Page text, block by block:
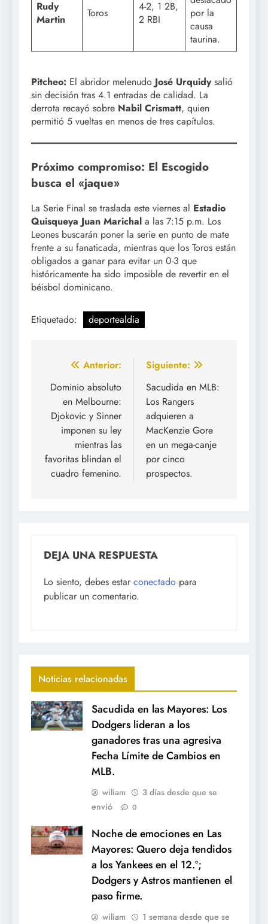
Rudy
Martin
Toros
4-2, 1 2B,
2 RBI
por la
causa
taurina.
Pitcheo: El abridor melenudo José Urquidysalió
sin decisión tras 4.1 entradas de calidad. La
derrota recayó sobre Nabil Crismatt, quien
permitió 5 vueltas en menos de tres capítulos.
Próximo compromiso: El Escogido
busca el «jaque»
La Serie Final se traslada este viernes al Estadio
Quisqueya Juan Marichal a las 7:15 p.m. Los
Leones buscarán poner la serie en punto de mate
frente a su fanaticada, mientras que los Toros están
obligados a ganar para evitar un 0-3 que
históricamente ha sido imposible de revertir en el
béisbol dominicano.
Etiquetado: deportealdia
Navegación
de
entradas
Anterior:
Dominio absoluto
en Melbourne:
Djokovic y Sinner
imponen su ley
mientras las
favoritas blindan el
cuadro femenino.
Siguiente:
Sacudida en MLB:
Los Rangers
adquieren a
MacKenzie Gore
en un mega-canje
por cinco
prospectos.
DEJA UNA RESPUESTA
Lo siento, debes estar conectado para
publicar un comentario.
Noticias relacionadas
Sacudida en las Mayores: Los
Dodgers lideran a los
ganadores tras una agresiva
Fecha Límite de Cambios en
MLB.
wiliam
3 días desde que se
envió
0
Noche de emociones en Las
Mayores: Quero deja tendidos
a los Yankees en el 12.º;
Dodgers y Astros mantienen el
paso firme.
wiliam
1 semana desde que se